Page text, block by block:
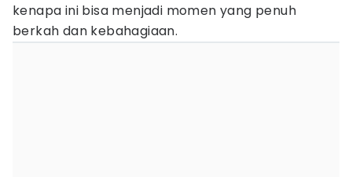
kenapa ini bisa menjadi momen yang penuh
berkah dan kebahagiaan.